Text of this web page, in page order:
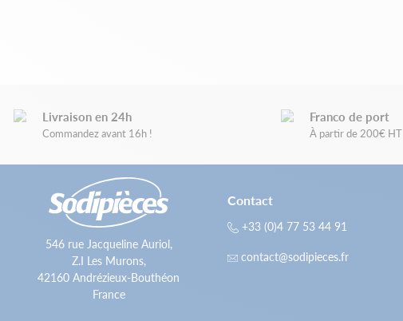
Livraison en 24h
Commandez avant 16h !
Franco de port
À partir de 200€ HT
546 rue Jacqueline Auriol,
Z.I Les Murons,
42160 Andrézieux-Bouthéon
France
Contact
+33 (0)4 77 53 44 91
contact@sodipieces.fr